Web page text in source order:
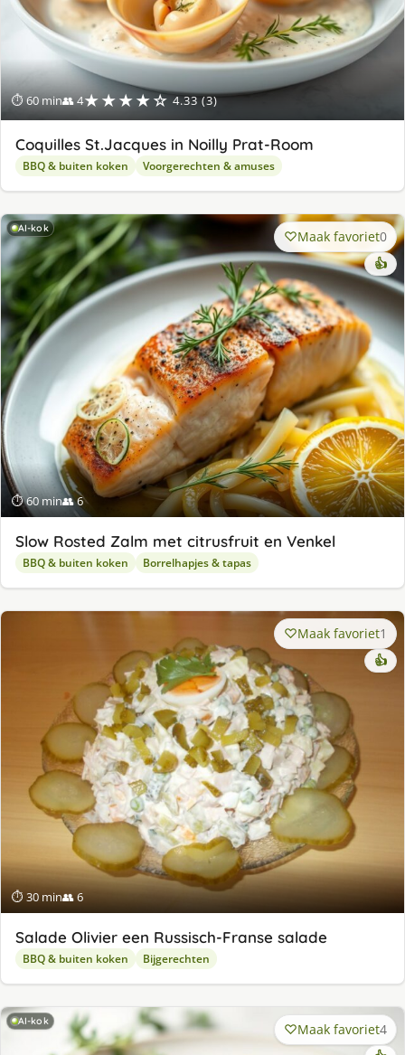
⏱ 60 min👥 4★★★★☆ 4.33 (3)
Coquilles St.Jacques in Noilly Prat-Room
BBQ & buiten koken Voorgerechten & amuses
AI-kok
⏱ 60 min👥 6
Maak favoriet0
👍
Slow Rosted Zalm met citrusfruit en Venkel
BBQ & buiten koken Borrelhapjes & tapas
⏱ 30 min👥 6
Maak favoriet1
👍
Salade Olivier een Russisch-Franse salade
BBQ & buiten koken Bijgerechten
AI-kok Maak favoriet4